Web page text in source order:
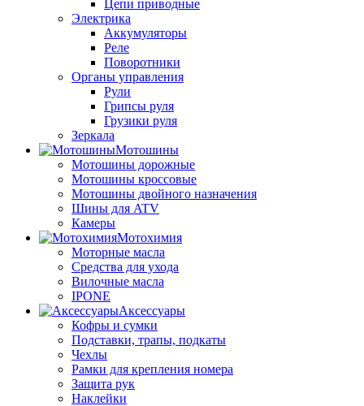
Цепи приводные
Электрика
Аккумуляторы
Реле
Поворотники
Органы управления
Рули
Грипсы руля
Грузики руля
Зеркала
Мотошины
Мотошины дорожные
Мотошины кроссовые
Мотошины двойного назначения
Шины для ATV
Камеры
Мотохимия
Моторные масла
Средства для ухода
Вилочные масла
IPONE
Аксессуары
Кофры и сумки
Подставки, трапы, подкаты
Чехлы
Рамки для крепления номера
Защита рук
Наклейки